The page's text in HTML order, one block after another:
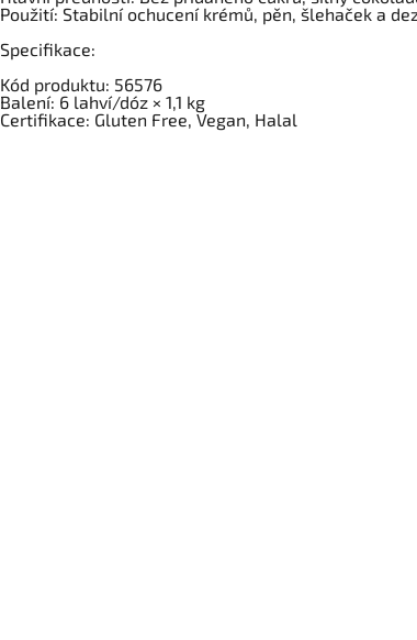
Použití: Stabilní ochucení krémů, pěn, šlehaček a
Specifikace:
Kód produktu: 56576
Balení: 6 lahví/dóz × 1,1 kg
Certifikace: Gluten Free, Vegan, Halal